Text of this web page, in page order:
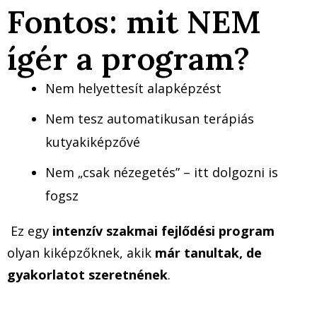
Fontos: mit NEM
ígér a program?
Nem helyettesít alapképzést
Nem tesz automatikusan terápiás
kutyakiképzővé
Nem „csak nézegetés” – itt dolgozni is
fogsz
Ez egy intenzív szakmai fejlődési program
olyan kiképzőknek, akik már tanultak, de
gyakorlatot szeretnének.